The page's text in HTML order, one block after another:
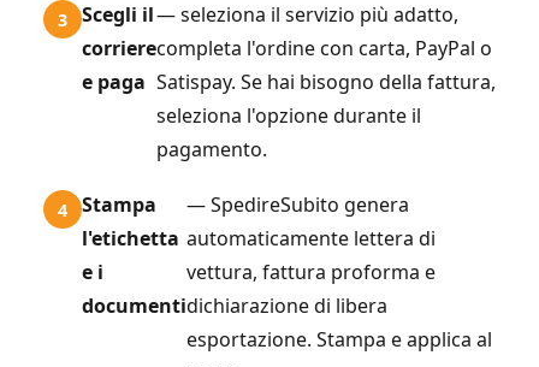
Scegli il
corriere
e paga
— seleziona il servizio più adatto,
completa l'ordine con carta, PayPal o
Satispay. Se hai bisogno della fattura,
seleziona l'opzione durante il
pagamento.
Stampa
l'etichetta
e i
documenti
— SpedireSubito genera
automaticamente lettera di
vettura, fattura proforma e
dichiarazione di libera
esportazione. Stampa e applica al